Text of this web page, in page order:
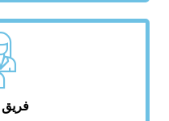
فريق طبي خبير